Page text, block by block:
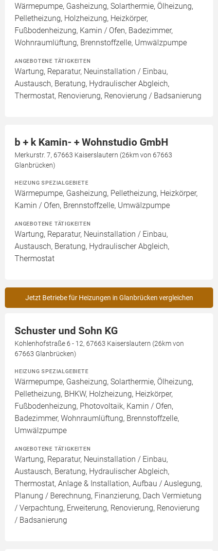
Wärmepumpe, Gasheizung, Solarthermie, Ölheizung,
Pelletheizung, Holzheizung, Heizkörper,
Fußbodenheizung, Kamin / Ofen, Badezimmer,
Wohnraumlüftung, Brennstoffzelle, Umwälzpumpe
ANGEBOTENE TÄTIGKEITEN
Wartung, Reparatur, Neuinstallation / Einbau,
Austausch, Beratung, Hydraulischer Abgleich,
Thermostat, Renovierung, Renovierung / Badsanierung
b + k Kamin- + Wohnstudio GmbH
Merkurstr. 7, 67663 Kaiserslautern (26km von 67663
Glanbrücken)
HEIZUNG SPEZIALGEBIETE
Wärmepumpe, Gasheizung, Pelletheizung, Heizkörper,
Kamin / Ofen, Brennstoffzelle, Umwälzpumpe
ANGEBOTENE TÄTIGKEITEN
Wartung, Reparatur, Neuinstallation / Einbau,
Austausch, Beratung, Hydraulischer Abgleich,
Thermostat
Jetzt Betriebe für Heizungen in Glanbrücken vergleichen
Schuster und Sohn KG
Kohlenhofstraße 6 - 12, 67663 Kaiserslautern (26km von
67663 Glanbrücken)
HEIZUNG SPEZIALGEBIETE
Wärmepumpe, Gasheizung, Solarthermie, Ölheizung,
Pelletheizung, BHKW, Holzheizung, Heizkörper,
Fußbodenheizung, Photovoltaik, Kamin / Ofen,
Badezimmer, Wohnraumlüftung, Brennstoffzelle,
Umwälzpumpe
ANGEBOTENE TÄTIGKEITEN
Wartung, Reparatur, Neuinstallation / Einbau,
Austausch, Beratung, Hydraulischer Abgleich,
Thermostat, Anlage & Installation, Aufbau / Auslegung,
Planung / Berechnung, Finanzierung, Dach Vermietung
/ Verpachtung, Erweiterung, Renovierung, Renovierung
/ Badsanierung